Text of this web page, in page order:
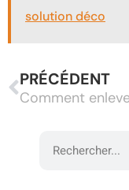
solution déco
PRÉCÉDENT